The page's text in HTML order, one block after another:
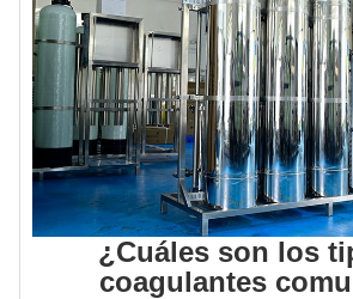
¿Cuáles son los
coagulantes